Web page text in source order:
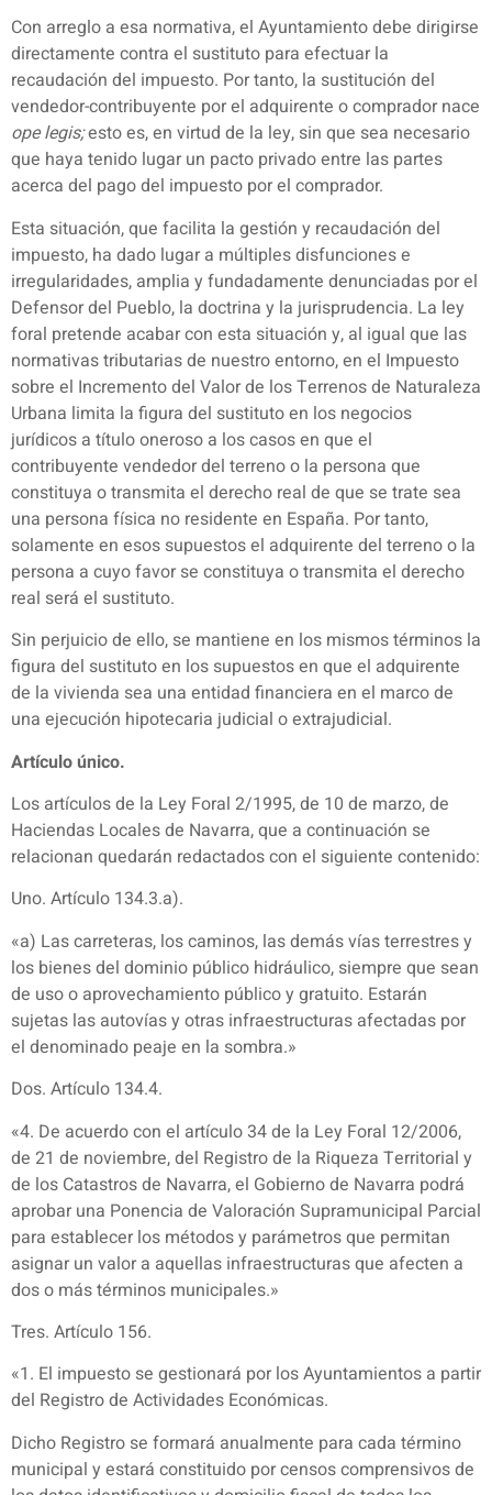
Con arreglo a esa normativa, el Ayuntamiento debe dirigirse
directamente contra el sustituto para efectuar la
recaudación del impuesto. Por tanto, la sustitución del
vendedor-contribuyente por el adquirente o comprador nace
ope legis;esto es, en virtud de la ley, sin que sea necesario
que haya tenido lugar un pacto privado entre las partes
acerca del pago del impuesto por el comprador.
Esta situación, que facilita la gestión y recaudación del
impuesto, ha dado lugar a múltiples disfunciones e
irregularidades, amplia y fundadamente denunciadas por el
Defensor del Pueblo, la doctrina y la jurisprudencia. La ley
foral pretende acabar con esta situación y, al igual que las
normativas tributarias de nuestro entorno, en el Impuesto
sobre el Incremento del Valor de los Terrenos de Naturaleza
Urbana limita la figura del sustituto en los negocios
jurídicos a título oneroso a los casos en que el
contribuyente vendedor del terreno o la persona que
constituya o transmita el derecho real de que se trate sea
una persona física no residente en España. Por tanto,
solamente en esos supuestos el adquirente del terreno o la
persona a cuyo favor se constituya o transmita el derecho
real será el sustituto.
Sin perjuicio de ello, se mantiene en los mismos términos la
figura del sustituto en los supuestos en que el adquirente
de la vivienda sea una entidad financiera en el marco de
una ejecución hipotecaria judicial o extrajudicial.
Artículo único.
Los artículos de la Ley Foral 2/1995, de 10 de marzo, de
Haciendas Locales de Navarra, que a continuación se
relacionan quedarán redactados con el siguiente contenido:
Uno. Artículo 134.3.a).
«a) Las carreteras, los caminos, las demás vías terrestres y
los bienes del dominio público hidráulico, siempre que sean
de uso o aprovechamiento público y gratuito. Estarán
sujetas las autovías y otras infraestructuras afectadas por
el denominado peaje en la sombra.»
Dos. Artículo 134.4.
«4. De acuerdo con el artículo 34 de la Ley Foral 12/2006,
de 21 de noviembre, del Registro de la Riqueza Territorial y
de los Catastros de Navarra, el Gobierno de Navarra podrá
aprobar una Ponencia de Valoración Supramunicipal Parcial
para establecer los métodos y parámetros que permitan
asignar un valor a aquellas infraestructuras que afecten a
dos o más términos municipales.»
Tres. Artículo 156.
«1. El impuesto se gestionará por los Ayuntamientos a partir
del Registro de Actividades Económicas.
Dicho Registro se formará anualmente para cada término
municipal y estará constituido por censos comprensivos de